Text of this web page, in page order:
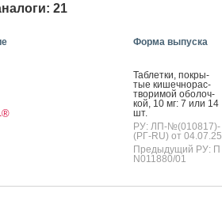
21
Форма выпуска
®
Таб­летки, пок­ры­
тые ки­шеч­но­рас­
тво­римой обо­лоч­
кой, 10 мг: 7 или 14
шт.
РУ: ЛП-№(010817)-
(РГ-RU) от 04.07.25
Предыдущий РУ: П
N011880/01